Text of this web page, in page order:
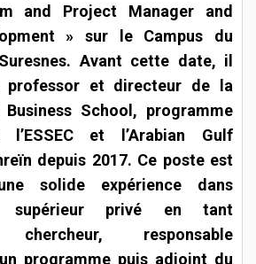
and Project Manager and
» sur le Campus du
Avant cette date, il
professor et directeur de la
Business School, programme
et l’Arabian Gulf
depuis 2017. Ce poste est
solide expérience dans
supérieur privé en tant
chercheur, responsable
programme puis adjoint du